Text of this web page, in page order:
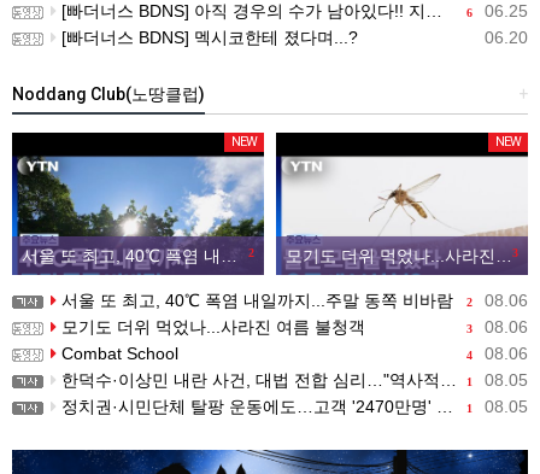
6 06.25
[빠더너스 BDNS] 아직 경우의 수가 남아있다!! 지금부터 시작이야!!
06.20
[빠더너스 BDNS] 멕시코한테 졌다며...?
+
Noddang Club(노땅클럽)
NEW
2
서울 또 최고, 40℃ 폭염 내일까지...주말 동쪽 비바람
NEW
3
모기도 더위 먹었나...사라진 여름 불청객
2 08.06
서울 또 최고, 40℃ 폭염 내일까지...주말 동쪽 비바람
3 08.06
모기도 더위 먹었나...사라진 여름 불청객
4 08.06
Combat School
1 08.05
한덕수·이상민 내란 사건, 대법 전합 심리…"역사적 사법평가"(종합)
1 08.05
정치권·시민단체 탈팡 운동에도…고객 '2470만명' 원상 회복, "고물가에 돌팡"